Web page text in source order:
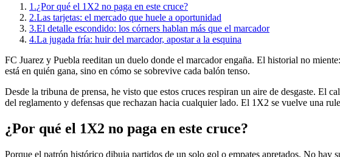
1.¿Por qué el 1X2 no paga en este cruce?
2.Las tarjetas: el mercado que huele a oportunidad
3.El detalle escondido: los córners hablan más que el marcador
4.La jugada fría: huir del marcador, apostar a la esquina
FC Juarez y Puebla reeditan un duelo donde el marcador engaña. El historial no
está en quién gana, sino en cómo se sobrevive cada balón tenso.
Desde la tribuna de prensa, he visto que estos cruces respiran un aire de desgaste.
del reglamento y defensas que rechazan hacia cualquier lado. El 1X2 se vuelve una
¿Por qué el 1X2 no paga en este cruce?
Porque el patrón histórico dibuja partidos de un solo gol o empates apretados. No hay